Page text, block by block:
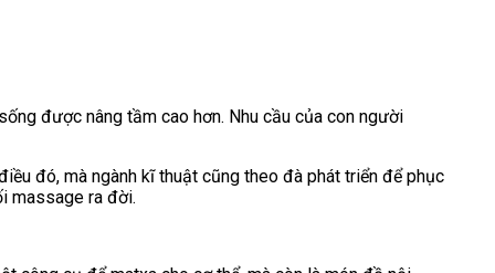
được nâng tầm cao hơn. Nhu cầu của con người
đó, mà ngành kĩ thuật cũng theo đà phát triển để phục
massage ra đời.